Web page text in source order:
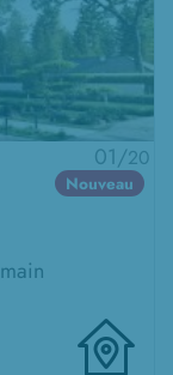
01/20
Nouveau